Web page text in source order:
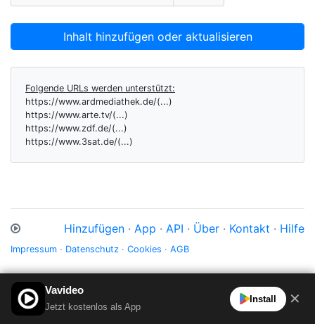
Inhalt hinzufügen oder aktualisieren
Folgende URLs werden unterstützt:
https://www.ardmediathek.de/(...)
https://www.arte.tv/(...)
https://www.zdf.de/(...)
https://www.3sat.de/(...)
Hinzufügen · App · API · Über · Kontakt · Hilfe
Impressum · Datenschutz · Cookies · AGB
Vavideo
Jetzt kostenlos als App
Install ✕